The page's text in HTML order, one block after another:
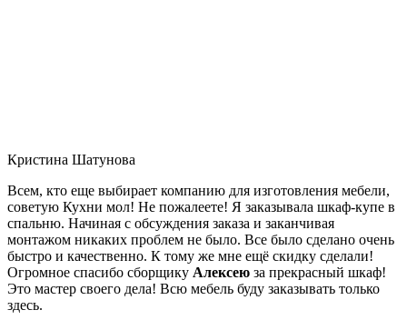
Кристина Шатунова
Всем, кто еще выбирает компанию для изготовления мебели,
советую Кухни мол! Не пожалеете! Я заказывала шкаф-купе в
спальню. Начиная с обсуждения заказа и заканчивая
монтажом никаких проблем не было. Все было сделано очень
быстро и качественно. К тому же мне ещё скидку сделали!
Огромное спасибо сборщику Алексею за прекрасный шкаф!
Это мастер своего дела! Всю мебель буду заказывать только
здесь.